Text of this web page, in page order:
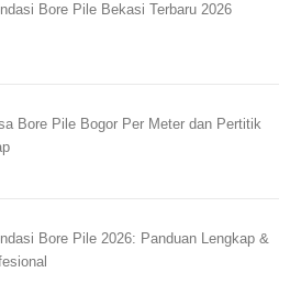
Bore Pile Bekasi Terbaru 2026
Bore Pile Bogor Per Meter dan Pertitik
Bore Pile 2026: Panduan Lengkap &